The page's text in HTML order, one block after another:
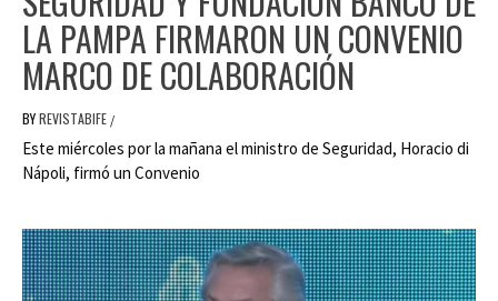
LA PAMPA FIRMARON UN CONVENIO
MARCO DE COLABORACIÓN
BYREVISTABIFE /
Este miércoles por la mañana el ministro de Seguridad, Horacio di
Nápoli, firmó un Convenio